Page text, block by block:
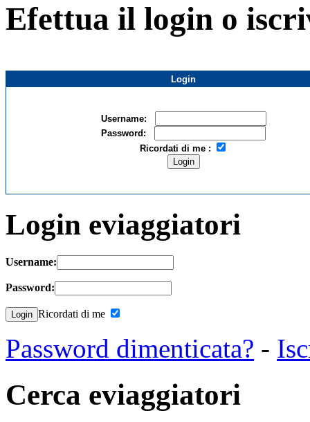
Efettua il login o
Login
Username:
Password:
Ricordati di me :
Login eviaggiatori
Username:
Password:
Ricordati di me
Password dimenticata? -
Cerca eviaggiatori